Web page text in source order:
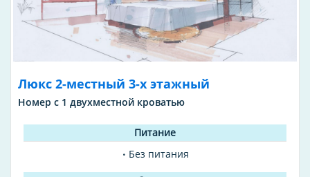
Люкс 2-местный 3-х этажный
Номер с 1 двухместной кроватью
Без питания